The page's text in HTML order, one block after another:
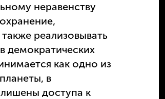
неравенству
реализовывать
демократических
как одно из
в
доступа к